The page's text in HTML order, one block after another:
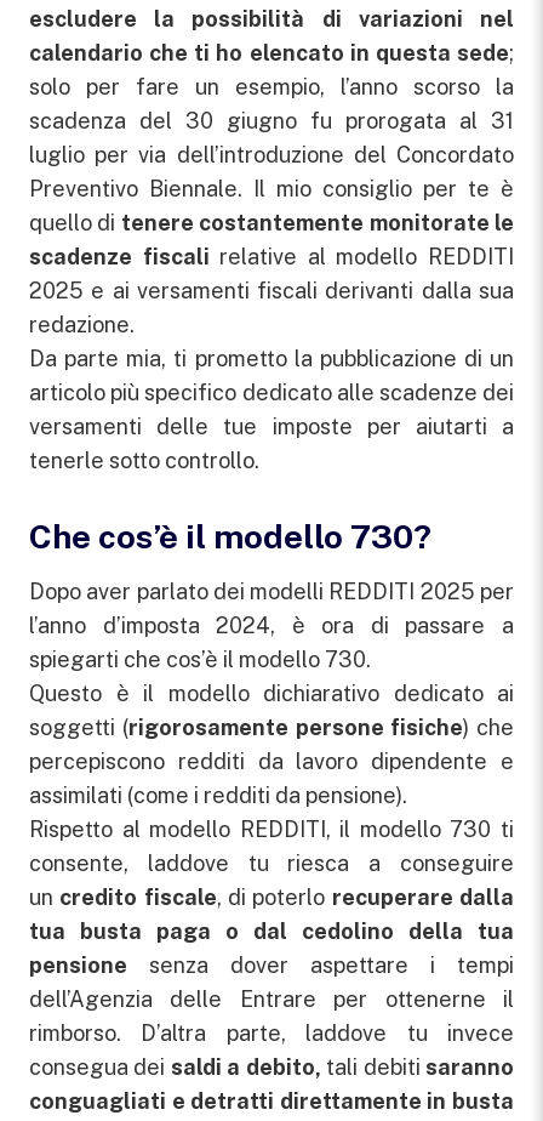
escludere la possibilità di variazioni nel
calendario che ti ho elencato in questa sede;
solo per fare un esempio, l’anno scorso la
scadenza del 30 giugno fu prorogata al 31
luglio per via dell’introduzione del Concordato
Preventivo Biennale. Il mio consiglio per te è
quello di tenere costantemente monitorate le
scadenze fiscali relative al modello REDDITI
2025 e ai versamenti fiscali derivanti dalla sua
redazione.
Da parte mia, ti prometto la pubblicazione di un
articolo più specifico dedicato alle scadenze dei
versamenti delle tue imposte per aiutarti a
tenerle sotto controllo.
Che cos’è il modello 730?
Dopo aver parlato dei modelli REDDITI 2025 per
l’anno d’imposta 2024, è ora di passare a
spiegarti che cos’è il modello 730.
Questo è il modello dichiarativo dedicato ai
soggetti (rigorosamente persone fisiche) che
percepiscono redditi da lavoro dipendente e
assimilati (come i redditi da pensione).
Rispetto al modello REDDITI, il modello 730 ti
consente, laddove tu riesca a conseguire
un credito fiscale, di poterlo recuperare dalla
tua busta paga o dal cedolino della tua
pensione senza dover aspettare i tempi
dell’Agenzia delle Entrare per ottenerne il
rimborso. D’altra parte, laddove tu invece
consegua dei saldi a debito, tali debiti saranno
conguagliati e detratti direttamente in busta